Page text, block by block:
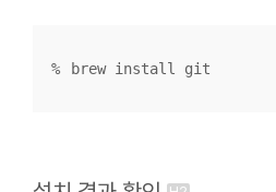
brew install git